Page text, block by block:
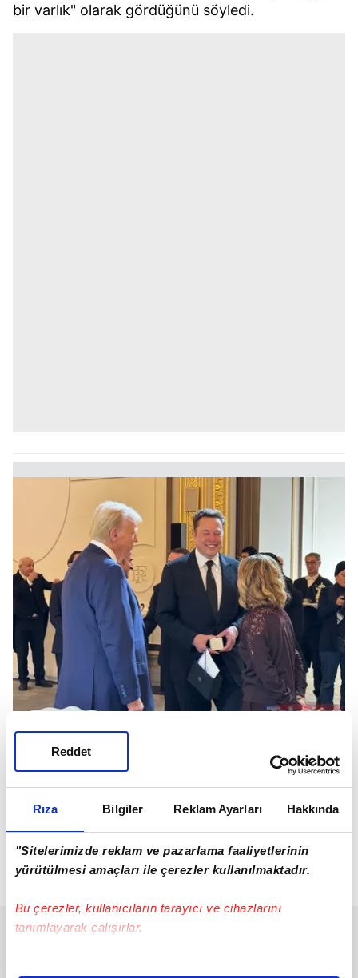
Rıza Bilgiler Reklam Ayarları Hakkında
"Sitelerimizde reklam ve pazarlama faaliyetlerinin
yürütülmesi amaçları ile çerezler kullanılmaktadır.
Bu çerezler, kullanıcıların tarayıcı ve cihazlarını
tanımlayarak çalışırlar.
Bu çerezlere izin vermeniz halinde sizlere özel
Reddet
bir varlık" olarak gördüğünü söyledi.
PARİS'TE BİR ARAYA GELDİLER
önce çıkan yangının ardından Notre Dame
Paris'te düzenlenen bir etkinlikte birlikte
görüntülendi.